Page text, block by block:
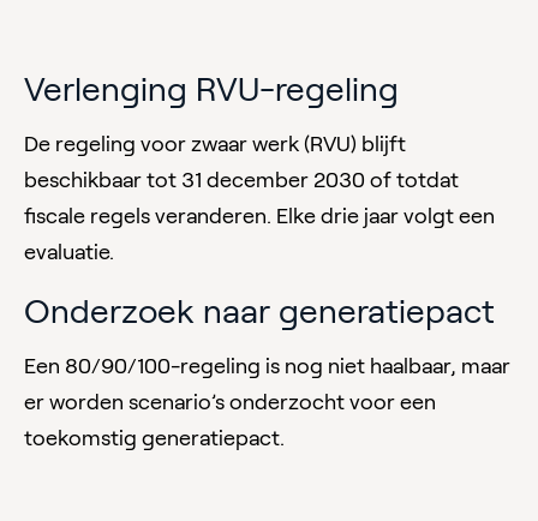
Verlenging RVU-regeling
De regeling voor zwaar werk (RVU) blijft
beschikbaar tot 31 december 2030 of totdat
fiscale regels veranderen. Elke drie jaar volgt een
evaluatie.
Onderzoek naar generatiepact
Een 80/90/100-regeling is nog niet haalbaar, maar
er worden scenario’s onderzocht voor een
toekomstig generatiepact.